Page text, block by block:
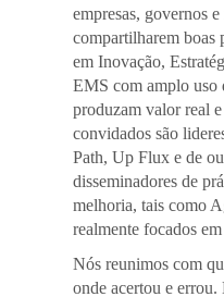
empresas, governos
compartilharem boas
em Inovação,
EMS com amplo uso
produzam valor real
convidados são
Path, Up Flux e de
disseminadores de
melhoria, tais como
realmente focados
Nós reunimos com
onde acertou e